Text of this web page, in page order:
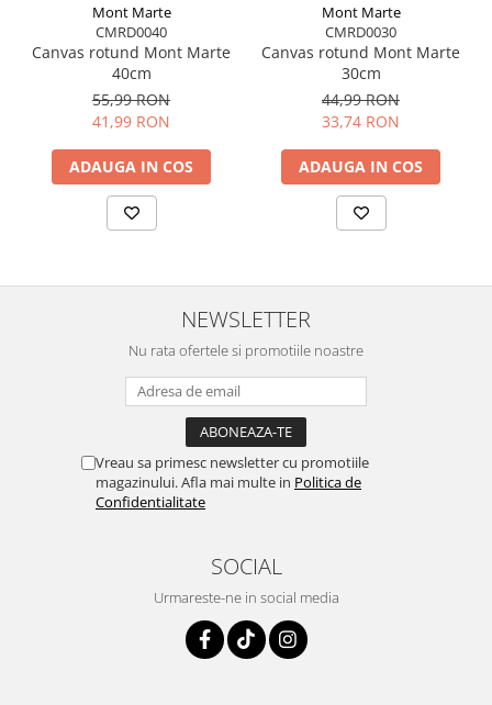
Mont Marte
CMRD0040
Canvas rotund Mont Marte
40cm
55,99 RON
41,99 RON
ADAUGA IN COS
Mont Marte
CMRD0030
Canvas rotund Mont Marte
30cm
44,99 RON
33,74 RON
ADAUGA IN COS
NEWSLETTER
Nu rata ofertele si promotiile noastre
Vreau sa primesc newsletter cu promotiile
magazinului. Afla mai multe in Politica de
Confidentialitate
SOCIAL
Urmareste-ne in social media